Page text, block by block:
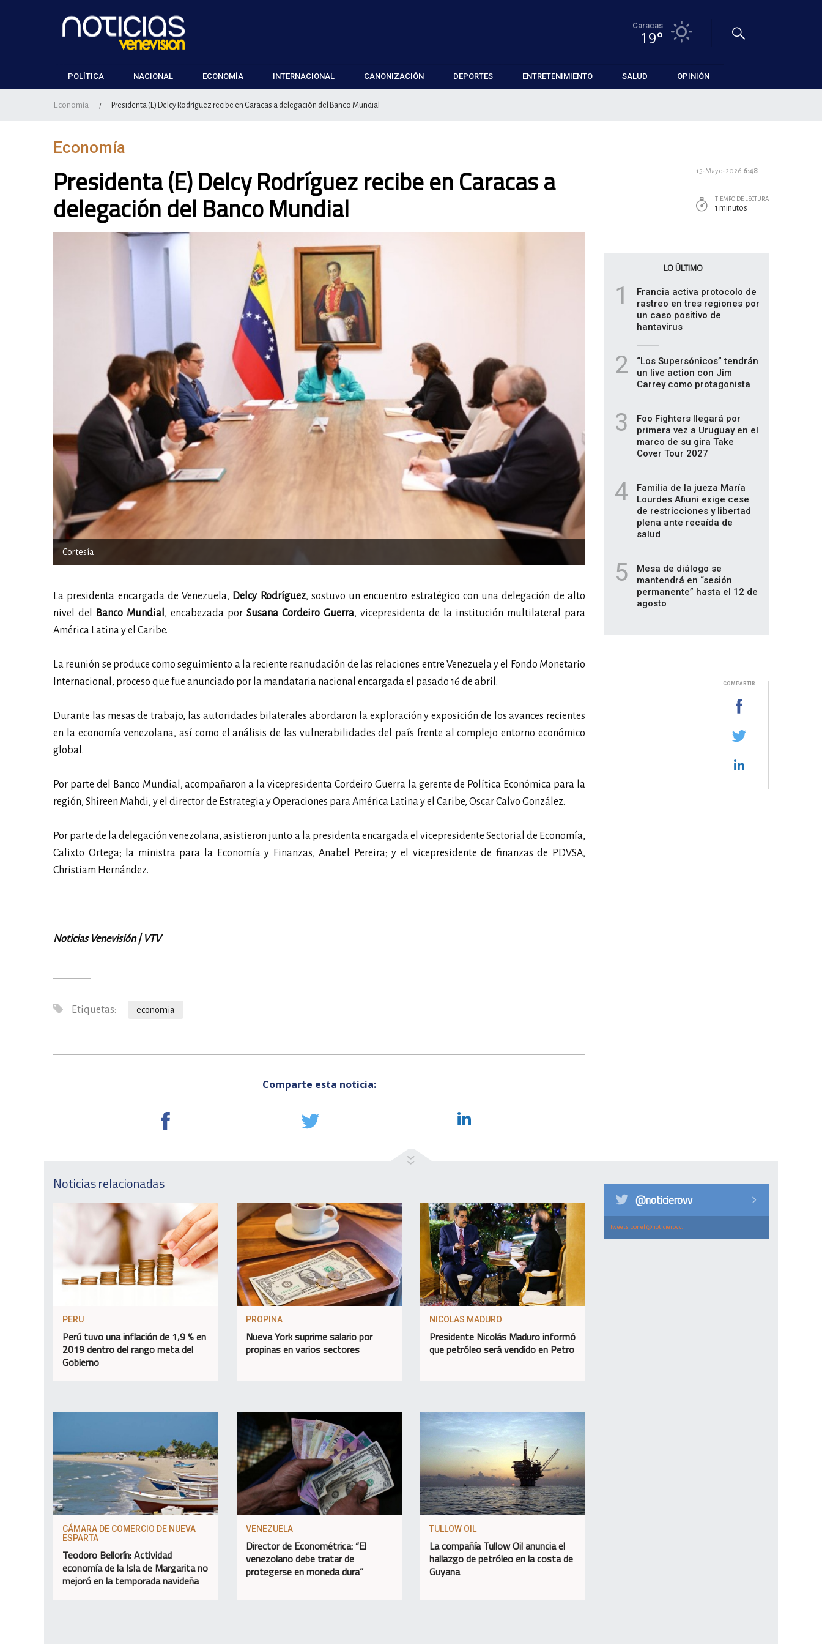
Caracas
19°
POLÍTICA NACIONAL ECONOMÍA INTERNACIONAL CANONIZACIÓN DEPORTES ENTRETENIMIENTO SALUD OPINIÓN
Economía / Presidenta (E) Delcy Rodríguez recibe en Caracas a delegación del Banco Mundial
Economía
Presidenta (E) Delcy Rodríguez recibe en Caracas a
delegación del Banco Mundial
Cortesía
La presidenta encargada de Venezuela, Delcy Rodríguez, sostuvo un encuentro estratégico con una delegación de alto
nivel del
Banco Mundial , encabezada por Susana Cordeiro Guerra, vicepresidenta de la institución multilateral para
América Latina y el Caribe.
La reunión se produce como seguimiento a la reciente reanudación de las relaciones entre Venezuela y el Fondo Monetario
Internacional, proceso que fue anunciado por la mandataria nacional encargada el pasado 16 de abril.
Durante las mesas de trabajo, las autoridades bilaterales abordaron la exploración y exposición de los avances recientes
en la economía venezolana, así como el análisis de las vulnerabilidades del país frente al complejo entorno económico
global.
Por parte del Banco Mundial, acompañaron a la vicepresidenta Cordeiro Guerra la gerente de Política Económica para la
región, Shireen Mahdi, y el director de Estrategia y Operaciones para América Latina y el Caribe, Oscar Calvo González.
Por parte de la delegación venezolana, asistieron junto a la presidenta encargada el vicepresidente Sectorial de Economía,
Calixto Ortega; la ministra para la Economía y Finanzas, Anabel Pereira; y el vicepresidente de finanzas de PDVSA,
Christiam Hernández.
Noticias Venevisión | VTV
Etiquetas: economia
Comparte esta noticia:
15-Mayo-2026 6:48
TIEMPO DE LECTURA
1 minutos
LO ÚLTIMO
1
Francia activa protocolo de
rastreo en tres regiones por
un caso positivo de
hantavirus
2
“Los Supersónicos” tendrán
un live action con Jim
Carrey como protagonista
3
Foo Fighters llegará por
primera vez a Uruguay en el
marco de su gira Take
Cover Tour 2027
4
Familia de la jueza María
Lourdes Afiuni exige cese
de restricciones y libertad
plena ante recaída de
salud
5
Mesa de diálogo se
mantendrá en “sesión
permanente” hasta el 12 de
agosto
COMPARTIR
Noticias relacionadas
PERU
Perú tuvo una inflación de 1,9 % en
2019 dentro del rango meta del
Gobierno
PROPINA
Nueva York suprime salario por
propinas en varios sectores
NICOLAS MADURO
Presidente Nicolás Maduro informó
que petróleo será vendido en Petro
CÁMARA DE COMERCIO DE NUEVA
ESPARTA
Teodoro Bellorín: Actividad
economía de la Isla de Margarita no
mejoró en la temporada navideña
VENEZUELA
Director de Econométrica: “El
venezolano debe tratar de
protegerse en moneda dura”
TULLOW OIL
La compañía Tullow Oil anuncia el
hallazgo de petróleo en la costa de
Guyana
@noticierovv
Tweets por el @noticierovv.